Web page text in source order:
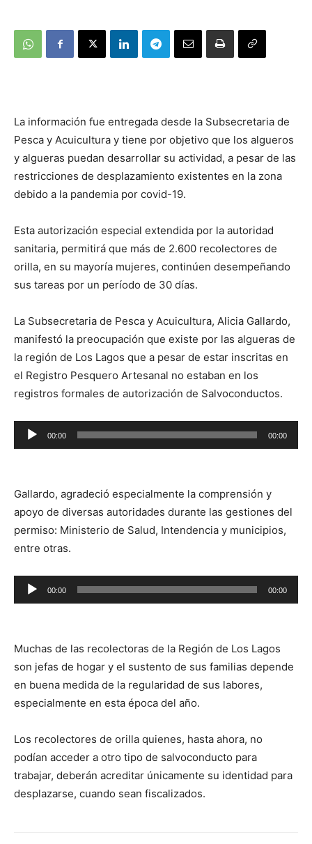
La información fue entregada desde la Subsecretaria de
Pesca y Acuicultura y tiene por objetivo que los algueros
y algueras puedan desarrollar su actividad, a pesar de las
restricciones de desplazamiento existentes en la zona
debido a la pandemia por covid-19.
Esta autorización especial extendida por la autoridad
sanitaria, permitirá que más de 2.600 recolectores de
orilla, en su mayoría mujeres, continúen desempeñando
sus tareas por un período de 30 días.
La Subsecretaria de Pesca y Acuicultura, Alicia Gallardo,
manifestó la preocupación que existe por las algueras de
la región de Los Lagos que a pesar de estar inscritas en
el Registro Pesquero Artesanal no estaban en los
registros formales de autorización de Salvoconductos.
Reproductor
de
00:00 00:00
Gallardo, agradeció especialmente la comprensión y
apoyo de diversas autoridades durante las gestiones del
permiso: Ministerio de Salud, Intendencia y municipios,
entre otras.
Reproductor
de
00:00 00:00
Muchas de las recolectoras de la Región de Los Lagos
son jefas de hogar y el sustento de sus familias depende
en buena medida de la regularidad de sus labores,
especialmente en esta época del año.
Los recolectores de orilla quienes, hasta ahora, no
podían acceder a otro tipo de salvoconducto para
trabajar, deberán acreditar únicamente su identidad para
desplazarse, cuando sean fiscalizados.